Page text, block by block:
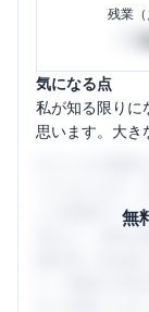
残業（
気になる点
私が知る限りに
思います。大き
無
うになります
ミの投稿サイ
判など、女性
輩社員（元社
り、将来の不